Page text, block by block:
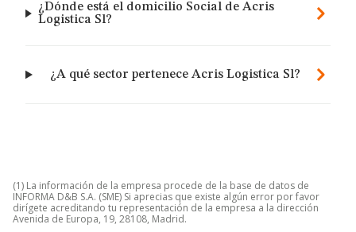
¿Dónde está el domicilio Social de Acris
Logistica Sl?
¿A qué sector pertenece Acris Logistica Sl?
(1) La información de la empresa procede de la base de datos de
INFORMA D&B S.A. (SME) Si aprecias que existe algún error por favor
dirígete acreditando tu representación de la empresa a la dirección
Avenida de Europa, 19, 28108, Madrid.